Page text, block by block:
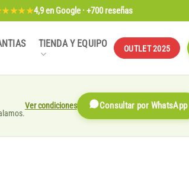
4,9en Google · +700 reseñas
TIENDA Y EQUIPO OUTLET 2025
Ver condiciones Consultar por WhatsApp